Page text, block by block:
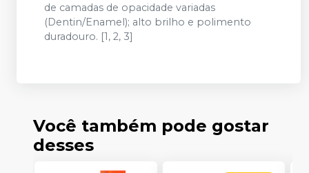
de camadas de opacidade variadas
(Dentin/Enamel); alto brilho e polimento
duradouro. [1, 2, 3]
Você também pode gostar
desses